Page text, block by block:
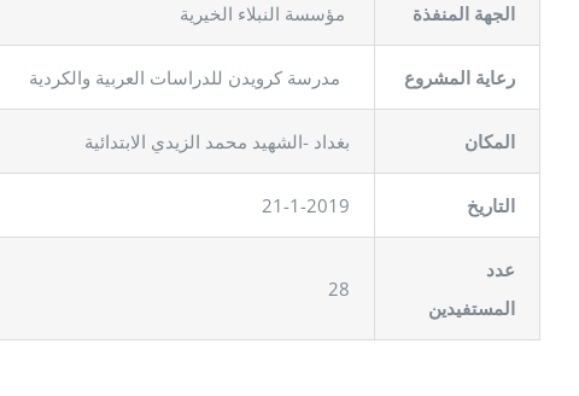
مؤسسة النبلاء الخيرية الجهة المنفذة
مدرسة كرويدن للدراسات العربية والكردية رعاية المشروع
بغداد -الشهيد محمد الزيدي الابتدائية المكان
21-1-2019 التاريخ
28
عدد
المستفيدين